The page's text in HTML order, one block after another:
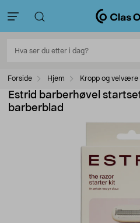
Forside Hjem Kropp og velvære
Estrid barberhøvel
barberblad